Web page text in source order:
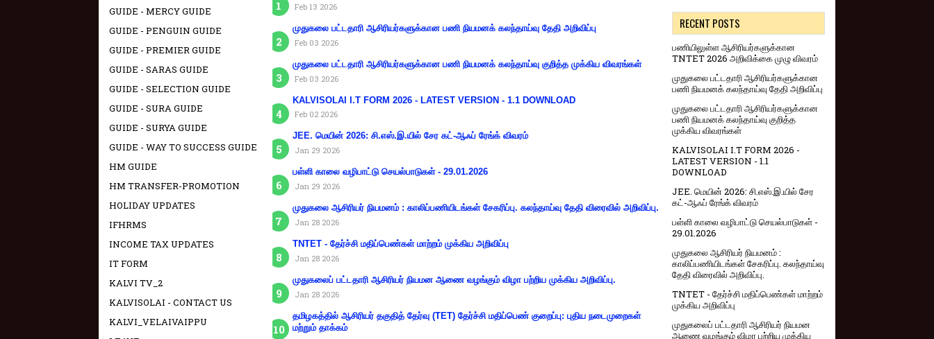
Feb 13 2026
முதுகலை பட்டதாரி ஆசிரியர்களுக்கான பணி நியமனக் கலந்தாய்வு தேதி அறிவிப்பு
Feb 03 2026
முதுகலை பட்டதாரி ஆசிரியர்களுக்கான பணி நியமனக் கலந்தாய்வு குறித்த முக்கிய விவரங்கள்
Feb 03 2026
KALVISOLAI I.T FORM 2026 - LATEST VERSION - 1.1 DOWNLOAD
Feb 02 2026
JEE. மெயின் 2026: சி.எஸ்.இ.யில் சேர கட்-ஆஃப் ரேங்க் விவரம்
Jan 29 2026
பள்ளி காலை வழிபாட்டு செயல்பாடுகள் - 29.01.2026
Jan 29 2026
முதுகலை ஆசிரியர் நியமனம் : காலிப்பணியிடங்கள் சேகரிப்பு. கலந்தாய்வு தேதி விரைவில் அறிவிப்பு.
Jan 28 2026
TNTET - தேர்ச்சி மதிப்பெண்கள் மாற்றம் முக்கிய அறிவிப்பு
Jan 28 2026
முதுகலைப் பட்டதாரி ஆசிரியர் நியமன ஆணை வழங்கும் விழா பற்றிய முக்கிய அறிவிப்பு.
Jan 28 2026
தமிழகத்தில் ஆசிரியர் தகுதித் தேர்வு (TET) தேர்ச்சி மதிப்பெண் குறைப்பு: புதிய நடைமுறைகள்
மற்றும் தாக்கம்
GUIDE - MERCY GUIDE
GUIDE - PENGUIN GUIDE
GUIDE - PREMIER GUIDE
GUIDE - SARAS GUIDE
GUIDE - SELECTION GUIDE
GUIDE - SURA GUIDE
GUIDE - SURYA GUIDE
GUIDE - WAY TO SUCCESS GUIDE
HM GUIDE
HM TRANSFER-PROMOTION
HOLIDAY UPDATES
IFHRMS
INCOME TAX UPDATES
IT FORM
KALVI TV_2
KALVISOLAI - CONTACT US
KALVI_VELAIVAIPPU
RECENT POSTS
பணியிலுள்ள ஆசிரியர்களுக்கான
TNTET 2026 அறிவிக்கை முழு விவரம்
முதுகலை பட்டதாரி ஆசிரியர்களுக்கான
பணி நியமனக் கலந்தாய்வு தேதி அறிவிப்பு
முதுகலை பட்டதாரி ஆசிரியர்களுக்கான
பணி நியமனக் கலந்தாய்வு குறித்த
முக்கிய விவரங்கள்
KALVISOLAI I.T FORM 2026 -
LATEST VERSION - 1.1
DOWNLOAD
JEE. மெயின் 2026: சி.எஸ்.இ.யில் சேர
கட்-ஆஃப் ரேங்க் விவரம்
பள்ளி காலை வழிபாட்டு செயல்பாடுகள் -
29.01.2026
முதுகலை ஆசிரியர் நியமனம் :
காலிப்பணியிடங்கள் சேகரிப்பு. கலந்தாய்வு
தேதி விரைவில் அறிவிப்பு.
TNTET - தேர்ச்சி மதிப்பெண்கள் மாற்றம்
முக்கிய அறிவிப்பு
முதுகலைப் பட்டதாரி ஆசிரியர் நியமன
ஆணை வழங்கும் விழா பற்றிய முக்கிய